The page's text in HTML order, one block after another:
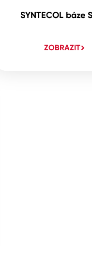
SYNTECOL báze
ZOBRAZIT